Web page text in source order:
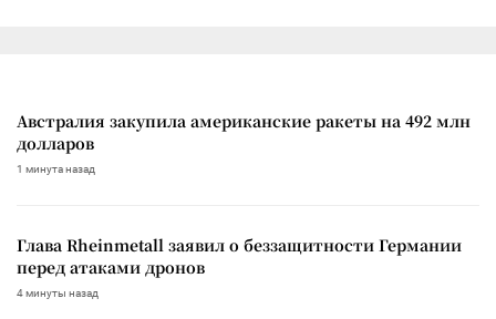
Австралия закупила американские ракеты на 492 млн
долларов
1 минута назад
Глава Rheinmetall заявил о беззащитности Германии
перед атаками дронов
4 минуты назад